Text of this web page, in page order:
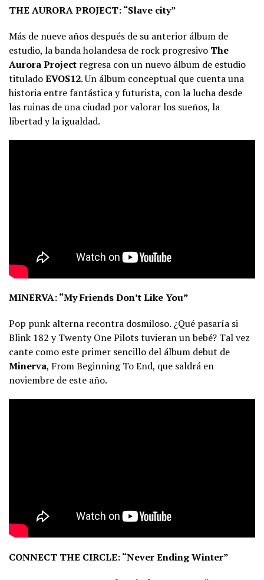
THE AURORA PROJECT: “Slave city”
Más de nueve años después de su anterior álbum de
estudio, la banda holandesa de rock progresivo The
Aurora Project regresa con un nuevo álbum de estudio
tituladoEVOS12. Un álbum conceptual que cuenta una
historia entre fantástica y futurista, con la lucha desde
las ruinas de una ciudad por valorar los sueños, la
libertad y la igualdad.
MINERVA: “My Friends Don’t Like You”
Pop punk alterna recontra dosmiloso. ¿Qué pasaría si
Blink 182 y Twenty One Pilots tuvieran un bebé? Tal vez
cante como este primer sencillo del álbum debut de
Minerva, From Beginning To End, que saldrá en
noviembre de este año.
CONNECT THE CIRCLE: “Never Ending Winter”